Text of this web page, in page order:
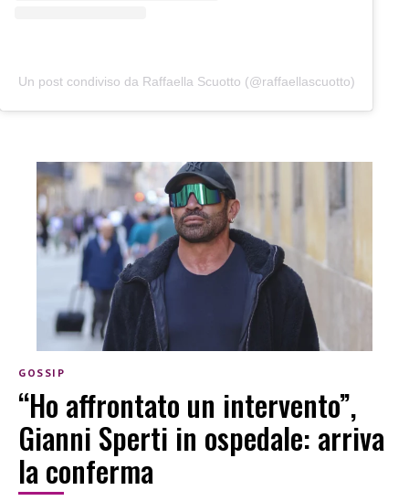
Un post condiviso da Raffaella Scuotto (@raffaellascuotto)
GOSSIP
“Ho affrontato un intervento”,
Gianni Sperti in ospedale: arriva
la conferma